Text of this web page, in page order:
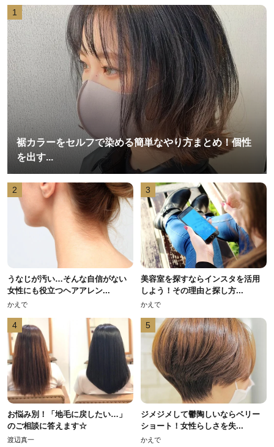
1
裾カラーをセルフで染める簡単なやり方まとめ！個性
を出す...
2
うなじが汚い…そんな自信がない
女性にも役立つヘアアレン...
かえで
3
美容室を探すならインスタを活用
しよう！その理由と探し方...
かえで
4
お悩み別！「地毛に戻したい…」
のご相談に答えます☆
渡辺真一
5
ジメジメして鬱陶しいならベリー
ショート！女性らしさを失...
かえで